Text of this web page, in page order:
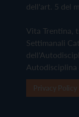
dell'art. 5 del
Vita Trentina,
Settimanali
Autodisciplina